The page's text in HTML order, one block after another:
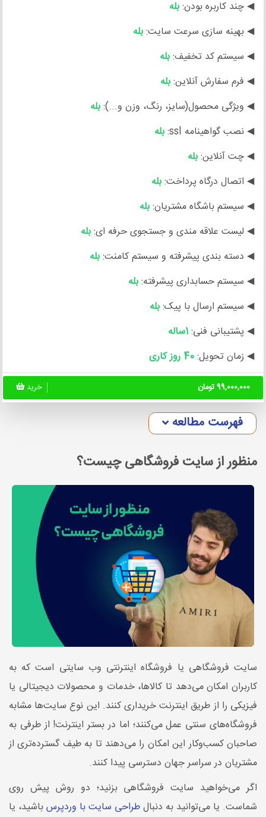
◀ چند کاربره بودن:بله
◀ بهینه سازی سرعت سایت:بله
◀ سیستم کد تخفیف:بله
◀ فرم سفارش آنلاین:بله
◀ ویژگی محصول(سایز، رنگ، وزن و...):بله
◀ نصب گواهینامه ssl:
بله
◀ چت آنلاین:بله
◀ اتصال درگاه پرداخت:بله
◀ سیستم باشگاه مشتریان:بله
◀ لیست علاقه مندی و جستجوی حرفه ای:بله
◀ دسته بندی پیشرفته و سیستم کامنت:بله
◀ سیستم حسابداری پیشرفته:بله
◀ سیستم ارسال با پیک:بله
◀ پشتیبانی فنی:1ساله
◀ زمان تحویل:40 روز کاری
99,000,000 تومان خرید
فهرست مطالعه
منظور از سایت فروشگاهی چیست؟
سایت فروشگاهی یا فروشگاه اینترنتی وب سایتی است که به
کاربران امکان می‌دهد تا کالاها، خدمات و محصولات دیجیتالی یا
فیزیکی را از طریق اینترنت خریداری کنند. این نوع سایت‌ها مشابه
فروشگاه‌های سنتی عمل می‌کنند؛ اما در بستر اینترنت! از طرفی به
صاحبان کسب‌وکار این امکان را می‌دهند تا به طیف گسترده‌تری از
مشتریان در سراسر جهان دسترسی پیدا کنند.
اگر می‌خواهید سایت فروشگاهی بزنید؛ دو روش پیش روی
شماست. یا می‌توانید به دنبالطراحی سایت با وردپرسباشید، یا